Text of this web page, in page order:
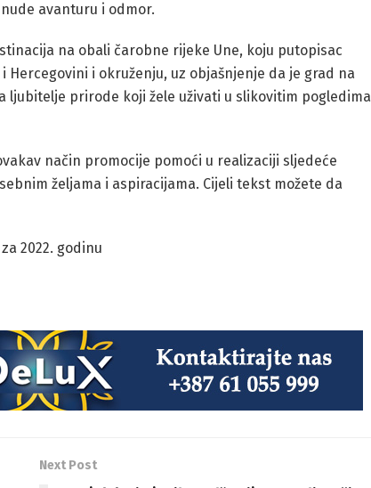
avanturu i odmor.
na obali čarobne rijeke Une, koju putopisac
Hercegovini i okruženju, uz objašnjenje da je grad na
ljubitelje prirode koji žele uživati ​​u slikovitim pogledima
način promocije pomoći u realizaciji sljedeće
željama i aspiracijama. Cijeli tekst možete da
2022. godinu
Next Post